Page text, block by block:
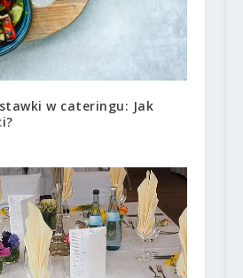
w cateringu: Jak